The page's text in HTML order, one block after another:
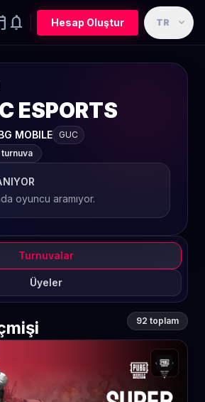
notifications Hesap Oluştur TR expand_more
ESPORTS
MOBILE
GUC
oyuncu aramıyor.
Turnuvalar
Üyeler
92 toplam